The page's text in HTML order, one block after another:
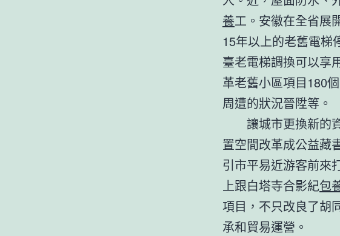
養工。安徽在全省展
15年以上的老舊電梯
臺老電梯調換可以享
革老舊小區項目180個
周遭的狀況晉陞等。
讓城市更換新的
置空間改革成公益藏
引市平易近游客前來
上跟白塔寺合影紀包
項目，不只改良了胡
承和貿易運營。